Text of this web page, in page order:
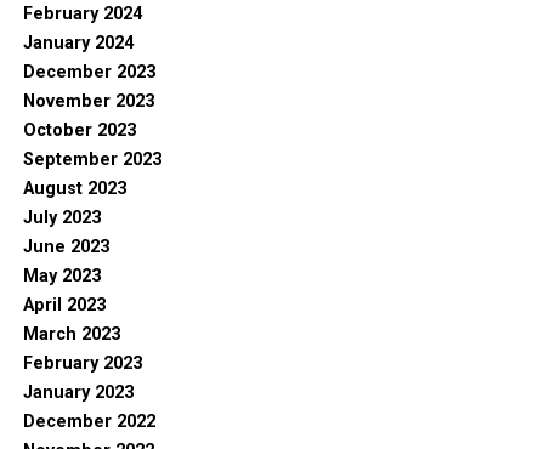
February 2024
January 2024
December 2023
November 2023
October 2023
September 2023
August 2023
July 2023
June 2023
May 2023
April 2023
March 2023
February 2023
January 2023
December 2022